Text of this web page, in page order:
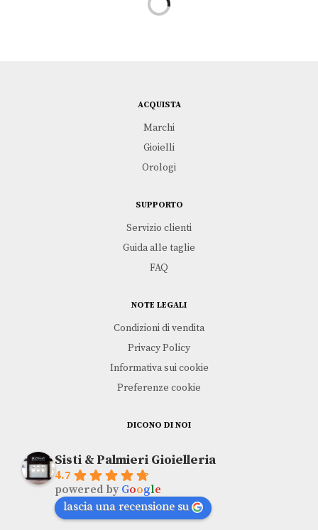
ACQUISTA
Marchi
Gioielli
Orologi
SUPPORTO
Servizio clienti
Guida alle taglie
FAQ
NOTE LEGALI
Condizioni di vendita
Privacy Policy
Informativa sui cookie
Preferenze cookie
DICONO DI NOI
Sisti & Palmieri Gioielleria
4.7
powered by Google
lascia una recensione su